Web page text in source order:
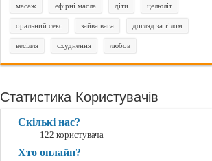
масаж ефірні масла діти целюліт
оральний секс зайва вага догляд за тілом
весілля схуднення любов
Статистика Користувачів
Скількі нас?
122 користувача
Хто онлайн?